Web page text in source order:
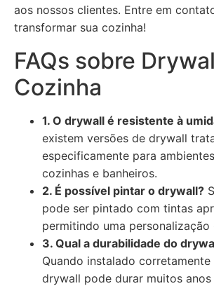
aos nossos clientes. Entre em
transformar sua cozinha!
FAQs sobre
Cozinha
1. O drywall é resistente à
existem versões de drywall
especificamente para
cozinhas e banheiros.
2. É possível pintar o drywall?
pode ser pintado com tintas
permitindo uma personalização
3. Qual a durabilidade do
Quando instalado
drywall pode durar muitos anos